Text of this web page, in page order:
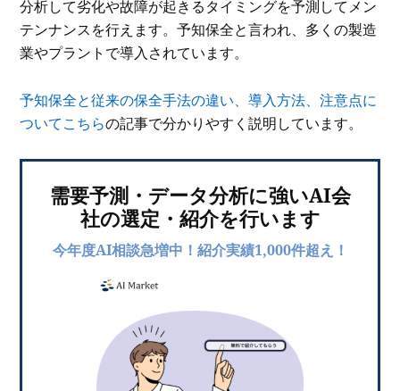
分析して劣化や故障が起きるタイミングを予測してメン
テンナンスを行えます。予知保全と言われ、多くの製造
業やプラントで導入されています。
予知保全と従来の保全手法の違い、導入方法、注意点に
ついてこちらの記事で分かりやすく説明しています。
需要予測・データ分析に強いAI会
社の選定・紹介を行います
今年度AI相談急増中！紹介実績1,000件超え！